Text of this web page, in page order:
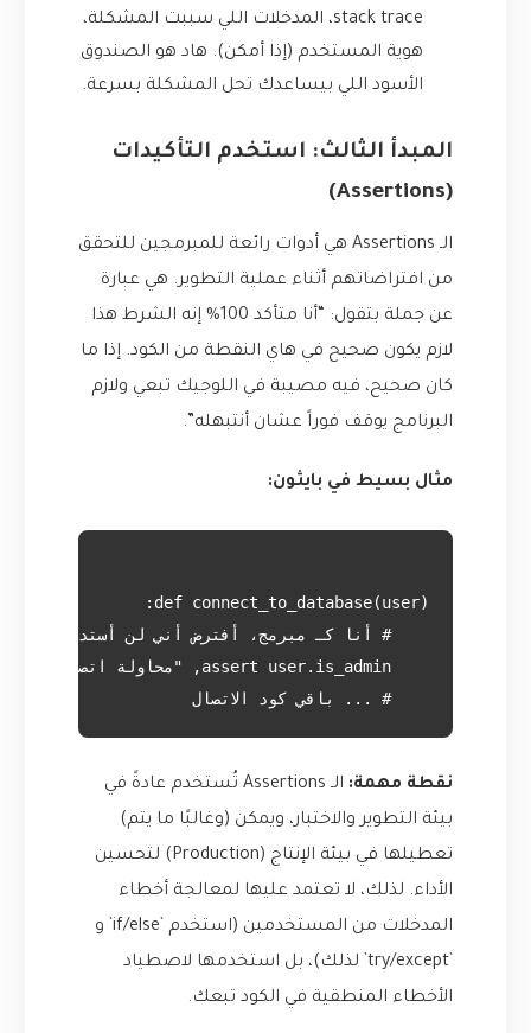
stack trace، المدخلات اللي سببت المشكلة،
هوية المستخدم (إذا أمكن). هاد هو الصندوق
الأسود اللي بيساعدك تحل المشكلة بسرعة.
المبدأ الثالث: استخدم التأكيدات
(Assertions)
الـ Assertions هي أدوات رائعة للمبرمجين للتحقق
من افتراضاتهم أثناء عملية التطوير. هي عبارة
عن جملة بتقول: “أنا متأكد 100% إنه الشرط هذا
لازم يكون صحيح في هاي النقطة من الكود. إذا ما
كان صحيح، فيه مصيبة في اللوجيك تبعي ولازم
البرنامج يوقف فوراً عشان أنتبهله”.
مثال بسيط في بايثون:
    # ... باقي كود الاتصال
نقطة مهمة:
الـ Assertions تُستخدم عادةً في
بيئة التطوير والاختبار، ويمكن (وغالبًا ما يتم)
تعطيلها في بيئة الإنتاج (Production) لتحسين
الأداء. لذلك، لا تعتمد عليها لمعالجة أخطاء
المدخلات من المستخدمين (استخدم `if/else` و
`try/except` لذلك)، بل استخدمها لاصطياد
الأخطاء المنطقية في الكود تبعك.